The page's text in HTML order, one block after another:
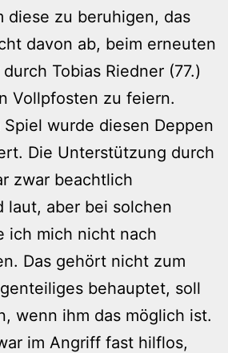
diese zu beruhigen, das
davon ab, beim erneuten
Tobias Riedner (77.)
Vollpfosten zu feiern.
wurde diesen Deppen
Die Unterstützung durch
zwar beachtlich
laut, aber bei solchen
ich mich nicht nach
Das gehört nicht zum
behauptet, soll
wenn ihm das möglich ist.
im Angriff fast hilflos,